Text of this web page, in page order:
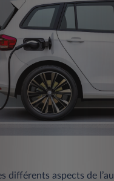
différents aspects de